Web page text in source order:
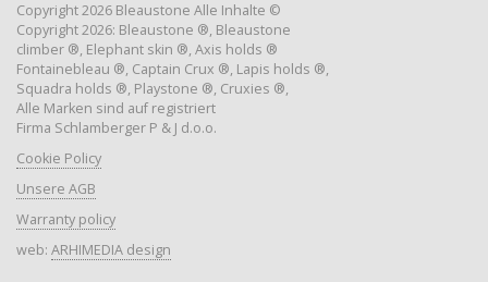
Copyright 2026 Bleaustone Alle Inhalte ©
Copyright 2026: Bleaustone ®, Bleaustone
climber ®, Elephant skin ®, Axis holds ®
Fontainebleau ®, Captain Crux ®, Lapis holds ®,
Squadra holds ®, Playstone ®, Cruxies ®,
Alle Marken sind auf registriert
Firma Schlamberger P & J d.o.o.
Cookie Policy
Unsere AGB
Warranty policy
web: ARHIMEDIA design